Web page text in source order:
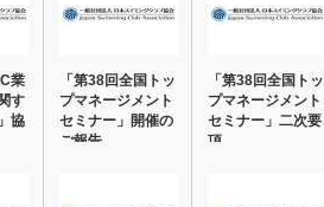
業
す
協
「第38回全国トッ
プマネージメント
セミナー」開催の
ご報告
「第38回全国トッ
プマネージメント
セミナー」二次要
項